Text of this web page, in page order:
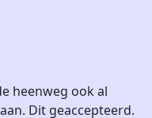
heenweg ook al
Dit geaccepteerd.